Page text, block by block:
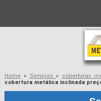
Home » Serviços» coberturas
cobertura metálica inclinada